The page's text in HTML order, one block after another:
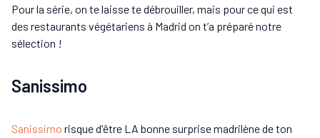
Pour la série, on te laisse te débrouiller, mais pour ce qui est
des restaurants végétariens à Madrid on t’a préparé notre
sélection !
Sanissimo
Sanissimo risque d'être LA bonne surprise madrilène de ton